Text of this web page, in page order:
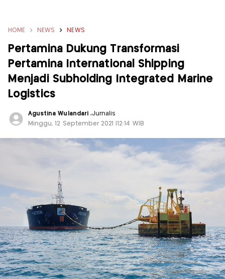
HOME NEWS NEWS
Pertamina Dukung Transformasi
Pertamina International Shipping
Menjadi Subholding Integrated Marine
Logistics
Agustina Wulandari ,Jurnalis
Minggu, 12 September 2021 |12:14 WIB